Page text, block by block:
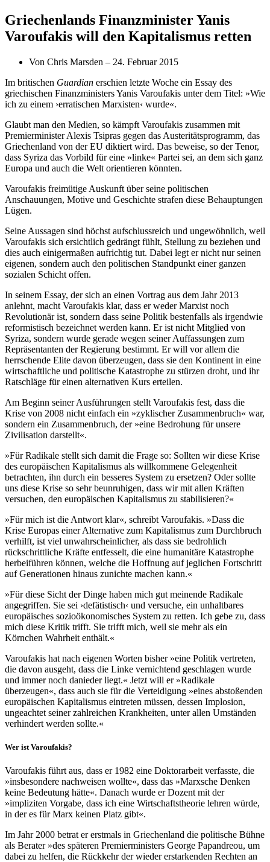
Griechenlands Finanzminister Yanis
Varoufakis will den Kapitalismus retten
Von Chris Marsden – 24. Februar 2015
Im britischen Guardian erschien letzte Woche ein Essay des
griechischen Finanzministers Yanis Varoufakis unter dem Titel: »Wie
ich zu einem ›erratischen Marxisten‹ wurde«.
Glaubt man den Medien, so kämpft Varoufakis zusammen mit
Premierminister Alexis Tsipras gegen das Austeritätsprogramm, das
Griechenland von der EU diktiert wird. Das beweise, so der Tenor,
dass Syriza das Vorbild für eine »linke« Partei sei, an dem sich ganz
Europa und auch die Welt orientieren könnten.
Varoufakis freimütige Auskunft über seine politischen
Anschauungen, Motive und Geschichte strafen diese Behauptungen
Lügen.
Seine Aussagen sind höchst auf­schluss­reich und ungewöhnlich, weil
Varoufakis sich ersichtlich gedrängt fühlt, Stellung zu beziehen und
dies auch einigermaßen aufrichtig tut. Dabei legt er nicht nur seinen
eigenen, sondern auch den politischen Standpunkt einer ganzen
sozialen Schicht offen.
In seinem Essay, der sich an einen Vortrag aus dem Jahr 2013
anlehnt, macht Varoufakis klar, dass er weder Marxist noch
Revolutionär ist, sondern dass seine Politik bestenfalls als irgendwie
reformistisch bezeichnet werden kann. Er ist nicht Mitglied von
Syriza, sondern wurde gerade wegen seiner Auffassungen zum
Repräsentanten der Regierung bestimmt. Er will vor allem die
herrschende Elite davon überzeugen, dass sie den Kontinent in eine
wirtschaftliche und politische Katastrophe zu stürzen droht, und ihr
Ratschläge für einen alternativen Kurs erteilen.
Am Beginn seiner Ausführungen stellt Varoufakis fest, dass die
Krise von 2008 nicht einfach ein »zyklischer Zusammenbruch« war,
sondern ein Zusammenbruch, der »eine Bedrohung für unsere
Zivilisation darstellt«.
»Für Radikale stellt sich damit die Frage so: Sollten wir diese Krise
des europäischen Kapitalismus als willkommene Gelegenheit
betrachten, ihn durch ein besseres System zu ersetzen? Oder sollte
uns diese Krise so sehr beunruhigen, dass wir mit allen Kräften
versuchen, den europäischen Kapitalismus zu stabilisieren?«
»Für mich ist die Antwort klar«, schreibt Varoufakis. »Dass die
Krise Europas einer Alternative zum Kapitalismus zum Durchbruch
verhilft, ist viel unwahrscheinlicher, als dass sie bedrohlich
rückschrittliche Kräfte entfesselt, die eine humanitäre Katastrophe
herbeiführen können, welche die Hoffnung auf jeglichen Fortschritt
auf Generationen hinaus zunichte machen kann.«
»Für diese Sicht der Dinge haben mich gut meinende Radikale
angegriffen. Sie sei ›defätistisch‹ und versuche, ein unhaltbares
europäisches sozioökonomisches System zu retten. Ich gebe zu, dass
mich diese Kritik trifft. Sie trifft mich, weil sie mehr als ein
Körnchen Wahrheit enthält.«
Varoufakis hat nach eigenen Worten bisher »eine Politik vertreten,
die davon ausgeht, dass die Linke vernichtend geschlagen wurde
und immer noch danieder liegt.« Jetzt will er »Radikale
überzeugen«, dass auch sie für die Verteidigung »eines abstoßenden
europäischen Kapitalismus eintreten müssen, dessen Implosion,
ungeachtet seiner zahlreichen Krankheiten, unter allen Umständen
verhindert werden sollte.«
Wer ist Varoufakis?
Varoufakis führt aus, dass er 1982 eine Doktorarbeit verfasste, die
»insbesondere nachweisen wollte«, dass das »Marxsche Denken
keine Bedeutung hätte«. Danach wurde er Dozent mit der
»impliziten Vorgabe, dass ich eine Wirtschaftstheorie lehren würde,
in der es für Marx keinen Platz gibt«.
Im Jahr 2000 betrat er erstmals in Griechenland die politische Bühne
als Berater »des späteren Premierministers George Papandreou, um
dabei zu helfen, die Rückkehr der wieder erstarkenden Rechten an